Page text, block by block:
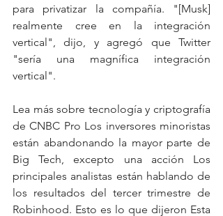
para privatizar la compañía. "[Musk]
realmente cree en la integración
vertical", dijo, y agregó que Twitter
"sería una magnífica integración
vertical".
Lea más sobre tecnología y criptografía
de CNBC Pro Los inversores minoristas
están abandonando la mayor parte de
Big Tech, excepto una acción Los
principales analistas están hablando de
los resultados del tercer trimestre de
Robinhood. Esto es lo que dijeron Esta